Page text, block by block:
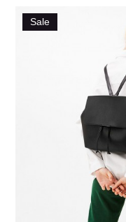
Sale